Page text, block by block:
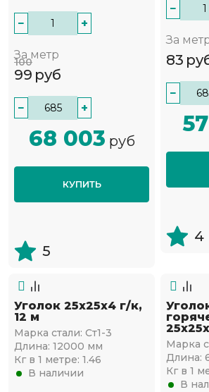
− +
За метр
100
99 руб
− +
68 003 руб
КУПИТЬ
5
−
За
83
−
4
Уголок 25х25х4 г/к,
12 м
Марка стали: Ст1-3
Длина: 12000 мм
Кг в 1 метре: 1.46
В наличии
Марка
Длина:
Кг в 1
В